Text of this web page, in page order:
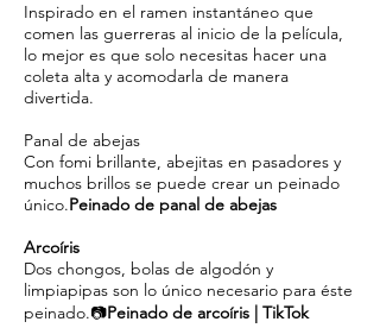
Inspirado en el ramen instantáneo que
comen las guerreras al inicio de la película,
lo mejor es que solo necesitas hacer una
coleta alta y acomodarla de manera
divertida.
Panal de abejas
Con fomi brillante, abejitas en pasadores y
muchos brillos se puede crear un peinado
único.Peinado de panal de abejas
Arcoíris
Dos chongos, bolas de algodón y
limpiapipas son lo único necesario para éste
peinado.📷Peinado de arcoíris | TikTok